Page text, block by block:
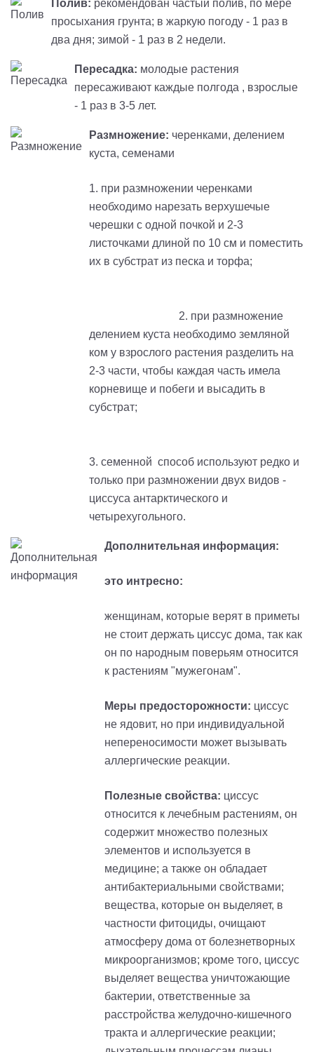
Полив: рекомендован частый полив, по мере
просыхания грунта; в жаркую погоду - 1 раз в
два дня; зимой - 1 раз в 2 недели.
Пересадка: молодые растения
пересаживают каждые полгода , взрослые
- 1 раз в 3-5 лет.
Размножение: черенками, делением
куста, семенами
1. при размножении черенками
необходимо нарезать верхушечые
черешки с одной почкой и 2-3
листочками длиной по 10 см и поместить
их в субстрат из песка и торфа;
2. при размножение
делением куста необходимо земляной
ком у взрослого растения разделить на
2-3 части, чтобы каждая часть имела
корневище и побеги и высадить в
субстрат;
3. семенной способ используют редко и
только при размножении двух видов -
циссуса антарктического и
четырехугольного.
Дополнительная информация:
это интресно:
женщинам, которые верят в приметы
не стоит держать циссус дома, так как
он по народным поверьям относится
к растениям "мужегонам".
Меры предосторожности: циссус
не ядовит, но при индивидуальной
непереносимости может вызывать
аллергические реакции.
Полезные свойства: циссус
относится к лечебным растениям, он
содержит множество полезных
элементов и используется в
медицине; а также он обладает
антибактериальными свойствами;
вещества, которые он выделяет, в
частности фитоциды, очищают
атмосферу дома от болезнетворных
микроорганизмов; кроме того, циссус
выделяет вещества уничтожающие
бактерии, ответственные за
расстройства желудочно-кишечного
тракта и аллергические реакции;